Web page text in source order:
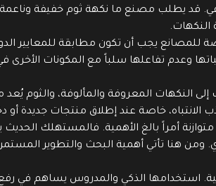
قد يطلب مصنع ما نكهة ثوم خفيفة
النكهات.
يجب أن تكون مطابقة للمعايير
وعدم تفاعلها سلباً مع المكونات الأخرى
المعروفة والمألوفة، والثوم يُعد
الانتباه، خاصة عند إطلاق منتجات جديدة أو
أمراً بالغ الأهمية. فالمستهلك
هنا تأتي أهمية البحث والتطوير
استخدامها الذكي والمدروس يساهم في رفع